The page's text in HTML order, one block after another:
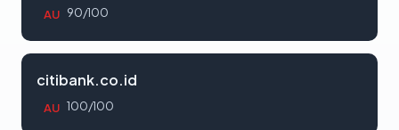
AU 90/100
citibank.co.id
AU 100/100